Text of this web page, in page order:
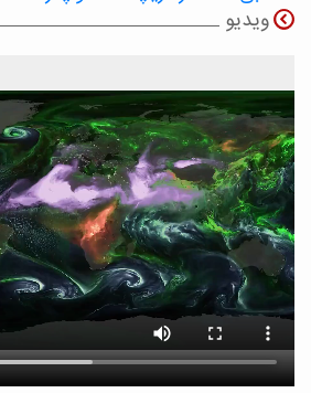
ویدیو